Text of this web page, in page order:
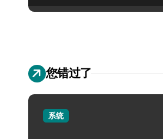
您错过了
系统